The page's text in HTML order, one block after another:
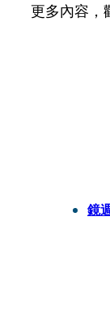
更多內容，
鏡